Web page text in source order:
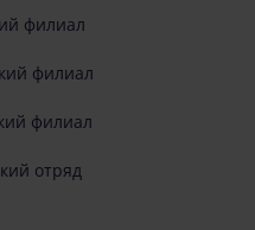
филиал
филиал
филиал
отряд